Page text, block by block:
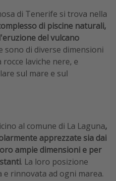
di Tenerife si trova nella
di piscine naturali,
del vulcano
sono di diverse dimensioni
laviche nere, e
sul mare e sul
al comune di La Laguna,
apprezzate sia dai
ampie dimensioni e per
. La loro posizione
e rinnovata ad ogni marea.